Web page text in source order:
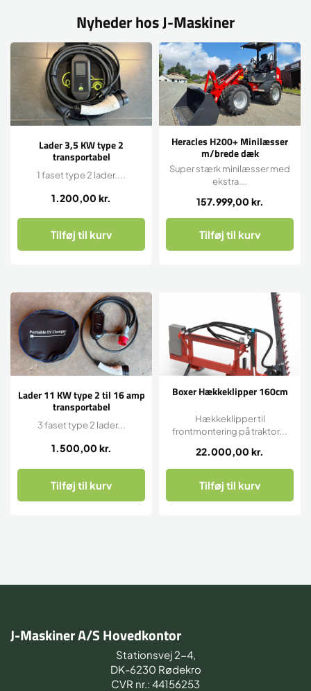
Nyheder hos J-Maskiner
Lader 3,5 KW type 2
transportabel
1.200,00 kr.
1 faset type 2 lader....
Tilføj til kurv
Heracles H200+ Minilæsser
m/brede dæk
157.999,00 kr.
Super stærk minilæsser med
ekstra...
Tilføj til kurv
Lader 11 KW type 2 til 16 amp
transportabel
1.500,00 kr.
3 faset type 2 lader...
Tilføj til kurv
Boxer Hækkeklipper 160cm
22.000,00 kr.
Hækkeklipper til
frontmontering på traktor...
Tilføj til kurv
J-Maskiner A/S Hovedkontor
Stationsvej 2-4,
DK-6230 Rødekro
CVR nr.: 44156253